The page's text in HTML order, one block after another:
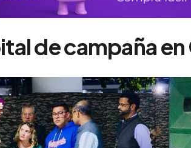
de campaña